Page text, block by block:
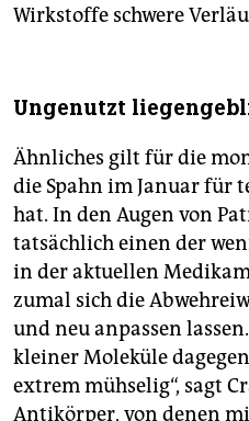
Wirkstoffe schwere
Ungenutzt
Ähnliches gilt für die
die Spahn im Januar für
hat. In den Augen von
tatsächlich einen der
in der aktuellen
zumal sich die
und neu anpassen
kleiner Moleküle
extrem mühselig“, sagt
Antikörper, von denen